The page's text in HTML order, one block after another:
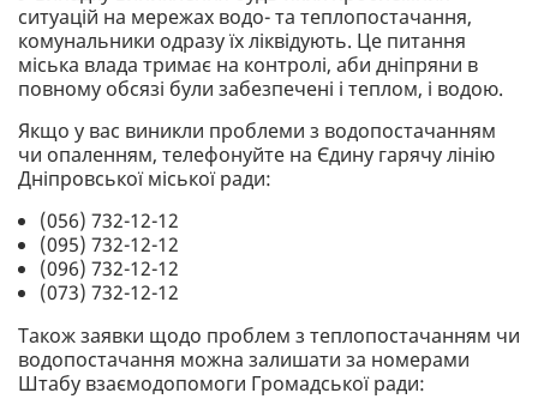
ситуацій на мережах водо- та теплопостачання,
комунальники одразу їх ліквідують. Це питання
міська влада тримає на контролі, аби дніпряни в
повному обсязі були забезпечені і теплом, і водою.
Якщо у вас виникли проблеми з водопостачанням
чи опаленням, телефонуйте на Єдину гарячу лінію
Дніпровської міської ради:
(056) 732-12-12
(095) 732-12-12
(096) 732-12-12
(073) 732-12-12
Також заявки щодо проблем з теплопостачанням чи
водопостачання можна залишати за номерами
Штабу взаємодопомоги Громадської ради: